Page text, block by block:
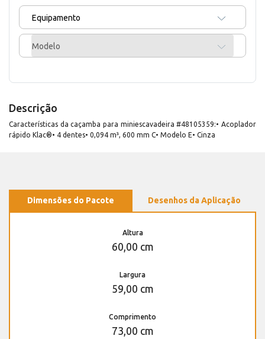
Equipamento
Modelo
Descrição
Características da caçamba para miniescavadeira #48105359:• Acoplador
rápido Klac®• 4 dentes• 0,094 m³, 600 mm C• Modelo E• Cinza
Dimensões do Pacote Desenhos da Aplicação
Altura
60,00 cm
Largura
59,00 cm
Comprimento
73,00 cm